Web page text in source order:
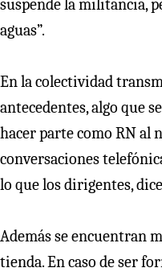
suspende la militancia,
aguas”.
En la colectividad
antecedentes, algo que
hacer parte como RN al
conversaciones
lo que los dirigentes,
Además se encuentran
tienda. En caso de ser